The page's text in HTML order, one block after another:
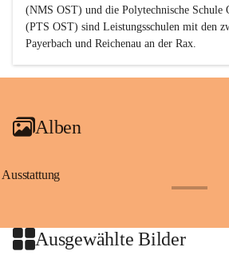
(NMS OST) und die Polytechnische Schule
(PTS OST) sind Leistungsschulen mit den
Payerbach und Reichenau an der Rax.
Alben
Ausstattung
Ausgewählte Bilder